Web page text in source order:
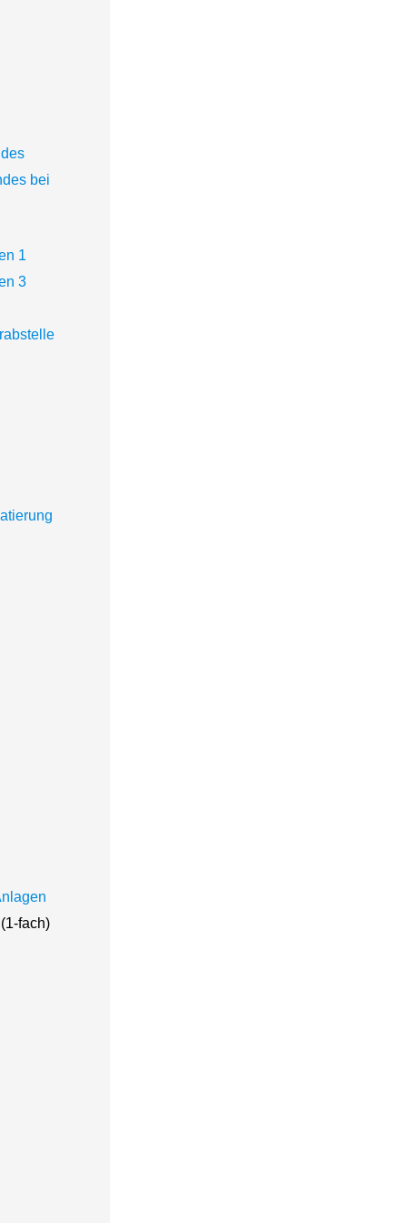
bei
1
3
(1-fach)